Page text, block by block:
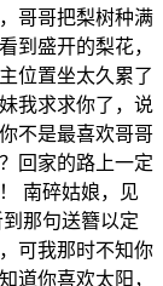
哥哥把梨树种满
到盛开的梨花，
位置坐太久累了
我求求你了，说
不是最喜欢哥哥
回家的路上一定
南碎姑娘，见
那句送簪以定
可我那时不知你
道你喜欢太阳，